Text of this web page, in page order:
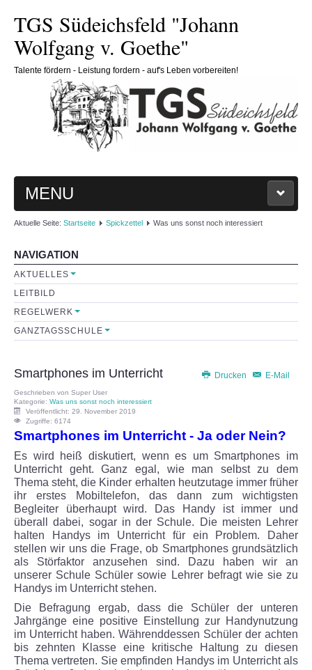
TGS Südeichsfeld "Johann
Wolfgang v. Goethe"
Talente fördern - Leistung fordern - auf's Leben vorbereiten!
MENU
HOME
SCHULE
Schulleitung
Sekretariat
Lehrerkollegium
Mitarbeiter
Schulkonferenz
FÖRDERVEREIN
Initiative
Satzung
Leistungen
FORMULARE
Krankmeldung
Aktuelle Seite: Startseite Spickzettel Was uns sonst noch interessiert
NAVIGATION
AKTUELLES
LEITBILD
REGELWERK
GANZTAGSSCHULE
Drucken E-Mail
Smartphones im Unterricht
Geschrieben von Super User
Kategorie: Was uns sonst noch interessiert
Veröffentlicht: 29. November 2019
Zugriffe: 6174
Smartphones im Unterricht - Ja oder Nein?
Es wird heiß diskutiert, wenn es um Smartphones im
Unterricht geht. Ganz egal, wie man selbst zu dem
Thema steht, die Kinder erhalten heutzutage immer früher
ihr erstes Mobiltelefon, das dann zum wichtigsten
Begleiter überhaupt wird. Das Handy ist immer und
überall dabei, sogar in der Schule. Die meisten Lehrer
halten Handys im Unterricht für ein Problem. Daher
stellen wir uns die Frage, ob Smartphones grundsätzlich
als Störfaktor anzusehen sind. Dazu haben wir an
unserer Schule Schüler sowie Lehrer befragt wie sie zu
Handys im Unterricht stehen.
Die Befragung ergab, dass die Schüler der unteren
Jahrgänge eine positive Einstellung zur Handynutzung
im Unterricht haben. Währenddessen Schüler der achten
bis zehnten Klasse eine kritische Haltung zu diesen
Thema vertreten. Sie empfinden Handys im Unterricht als